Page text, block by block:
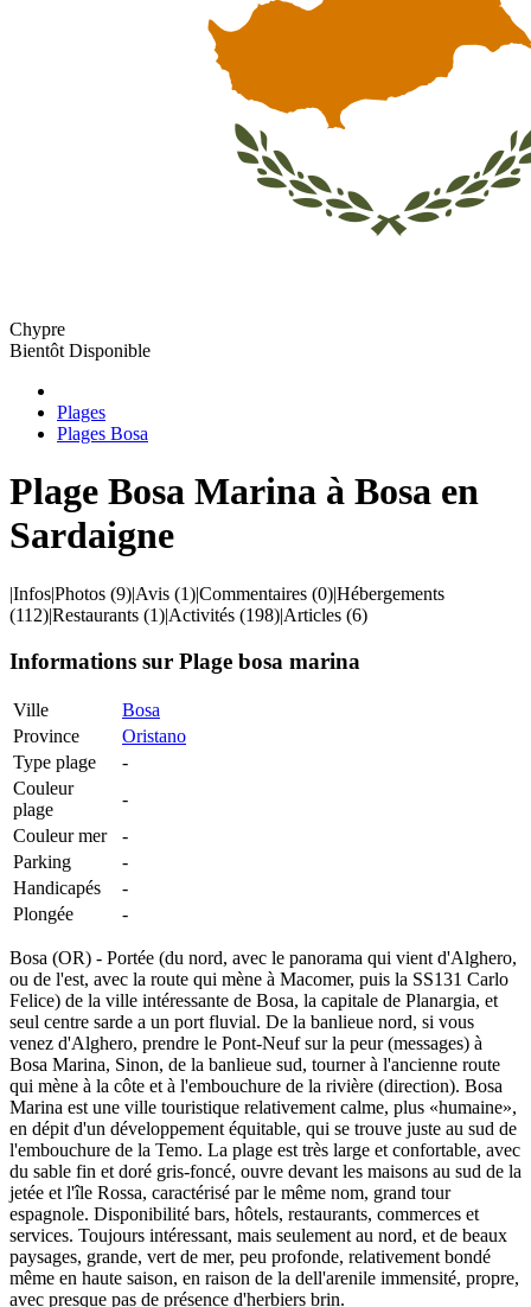
Chypre
Bientôt Disponible
Plages
Plages Bosa
Plage Bosa Marina à Bosa en
Sardaigne
|Infos|Photos (9)|Avis (1)|Commentaires (0)|Hébergements
(112)|Restaurants (1)|Activités (198)|Articles (6)
Informations sur Plage bosa marina
Ville
Bosa
Province
Oristano
Type plage
-
Couleur
plage
-
Couleur mer
-
Parking
-
Handicapés
-
Plongée
-
Bosa (OR) - Portée (du nord, avec le panorama qui vient d'Alghero,
ou de l'est, avec la route qui mène à Macomer, puis la SS131 Carlo
Felice) de la ville intéressante de Bosa, la capitale de Planargia, et
seul centre sarde a un port fluvial. De la banlieue nord, si vous
venez d'Alghero, prendre le Pont-Neuf sur la peur (messages) à
Bosa Marina, Sinon, de la banlieue sud, tourner à l'ancienne route
qui mène à la côte et à l'embouchure de la rivière (direction). Bosa
Marina est une ville touristique relativement calme, plus «humaine»,
en dépit d'un développement équitable, qui se trouve juste au sud de
l'embouchure de la Temo. La plage est très large et confortable, avec
du sable fin et doré gris-foncé, ouvre devant les maisons au sud de la
jetée et l'île Rossa, caractérisé par le même nom, grand tour
espagnole. Disponibilité bars, hôtels, restaurants, commerces et
services. Toujours intéressant, mais seulement au nord, et de beaux
paysages, grande, vert de mer, peu profonde, relativement bondé
même en haute saison, en raison de la dell'arenile immensité, propre,
avec presque pas de présence d'herbiers brin.